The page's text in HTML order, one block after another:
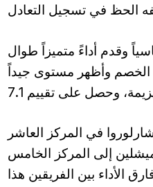
وقدم أداءً متميزاً طوال
الخصم وأظهر مستوى جيداً
في المركز العاشر
ميشلين إلى المركز الخامس
فارق الأداء بين الفريقين هذا